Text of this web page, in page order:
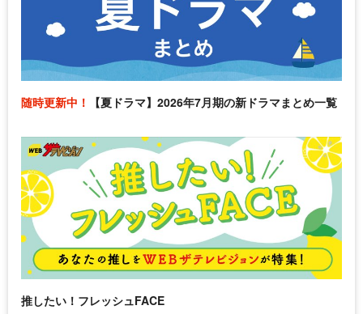
随時更新中！ 【夏ドラマ】2026年7月期の新ドラマまとめ一覧
推したい！フレッシュFACE